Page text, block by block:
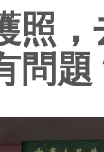
照
問題